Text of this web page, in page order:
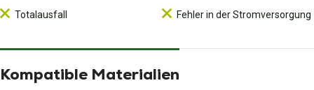
Totalausfall Fehler in der Stromversorgung
Kompatible Materialien